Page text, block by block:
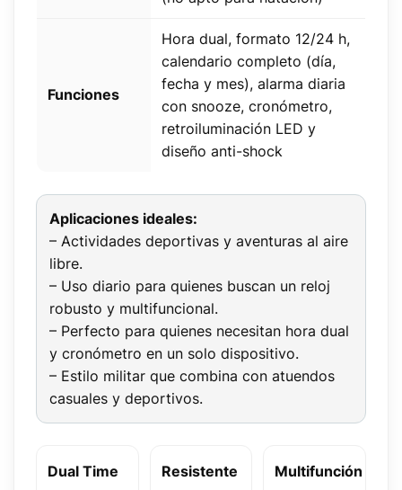
Funciones
Hora dual, formato 12/24 h,
calendario completo (día,
fecha y mes), alarma diaria
con snooze, cronómetro,
retroiluminación LED y
diseño anti-shock
Aplicaciones ideales:
– Actividades deportivas y aventuras al aire
libre.
– Uso diario para quienes buscan un reloj
robusto y multifuncional.
– Perfecto para quienes necesitan hora dual
y cronómetro en un solo dispositivo.
– Estilo militar que combina con atuendos
casuales y deportivos.
Dual Time
Resistente
Multifunción